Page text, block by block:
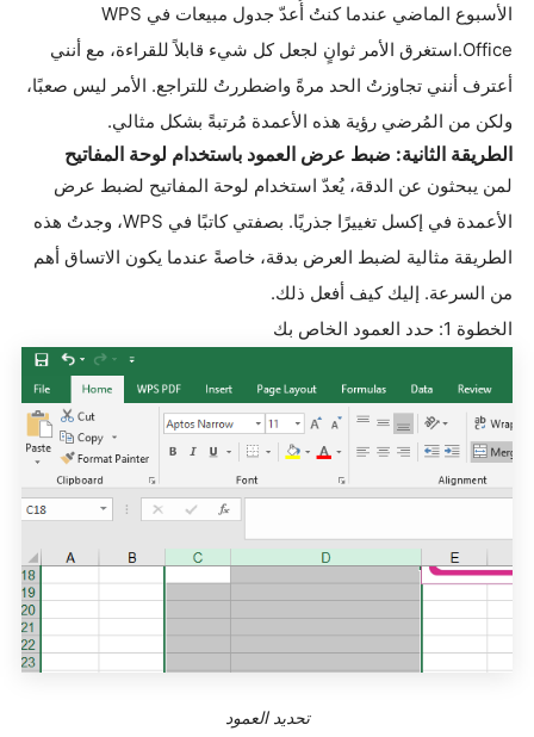
الأسبوع الماضي عندما كنتُ أُعدّ جدول مبيعات في WPS
Office. استغرق الأمر ثوانٍ لجعل كل شيء قابلاً للقراءة، مع أنني
أعترف أنني تجاوزتُ الحد مرةً واضطررتُ للتراجع. الأمر ليس صعبًا،
ولكن من المُرضي رؤية هذه الأعمدة مُرتبةً بشكل مثالي.
الطريقة الثانية: ضبط عرض العمود باستخدام لوحة المفاتيح
لمن يبحثون عن الدقة، يُعدّ استخدام لوحة المفاتيح لضبط عرض
الأعمدة في إكسل تغييرًا جذريًا. بصفتي كاتبًا في
وجدتُ هذه
الطريقة مثالية لضبط العرض بدقة، خاصةً عندما يكون الاتساق أهم
من السرعة. إليك كيف أفعل ذلك.
الخطوة 1: حدد العمود الخاص بك
تحديد العمود